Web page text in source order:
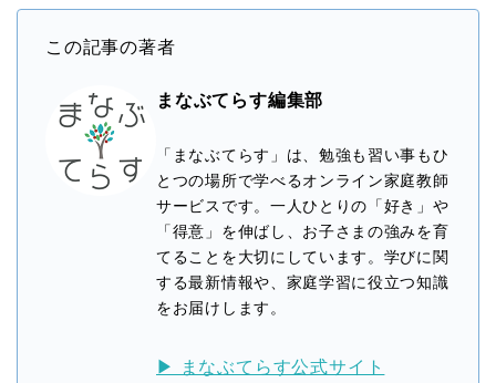
この記事の著者
まなぶてらす編集部
「まなぶてらす」は、勉強も習い事もひ
とつの場所で学べるオンライン家庭教師
サービスです。一人ひとりの「好き」や
「得意」を伸ばし、お子さまの強みを育
てることを大切にしています。学びに関
する最新情報や、家庭学習に役立つ知識
をお届けします。
▶ まなぶてらす公式サイト